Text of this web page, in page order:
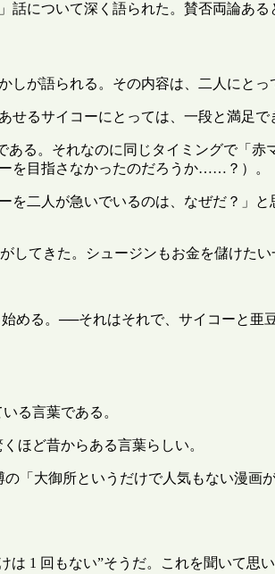
について深く語られた。賛否両論あ
が語られる。その内容は、二人にとっ
るサイコーにとっては、一段と満足で
る。それなのに同じタイミングで「
を目指さなかったのだろうか……？）。
を二人が急いでいるのは、なぜだ？」
てきた。シュージンもお金を儲けたい
める。──それはそれで、サイコーと亜
る言葉である。
ほど昔からある言葉らしい。
「大御所というだけで人気もない漫画
は 1 回もない そうだ。これを聞いて思